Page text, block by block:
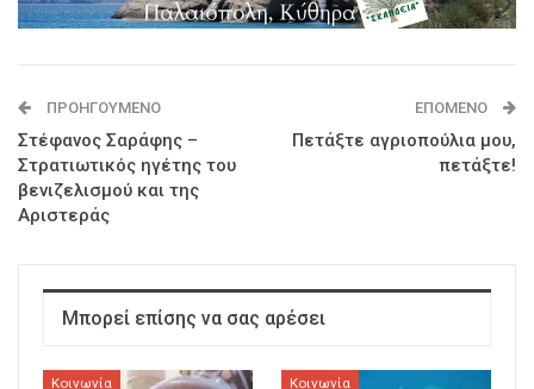
ΠΡΟΗΓΟΎΜΕΝΟ
Στέφανος Σαράφης –
Στρατιωτικός ηγέτης του
βενιζελισμού και της
Αριστεράς
ΕΠΌΜΕΝΟ
Πετάξτε αγριοπούλια μου,
πετάξτε!
Μπορεί επίσης να σας αρέσει
Κοινωνία Κοινωνία